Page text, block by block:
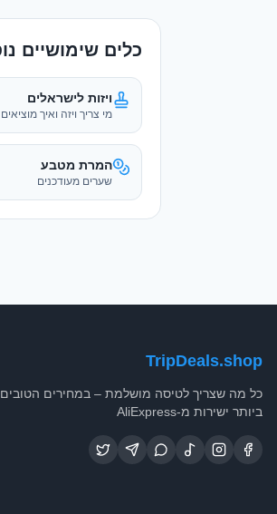
מי צריך ויזה ואיך מוציאים
TripDeals.shop
כל מה שצריך לטיסה מושלמת – במחירים הטובים
ביותר ישירות מ-AliExpress